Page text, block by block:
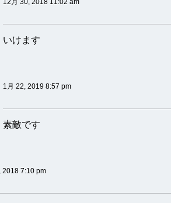
12月 30, 2018 11:02 am
いけます
1月 22, 2019 8:57 pm
素敵です
2018 7:10 pm